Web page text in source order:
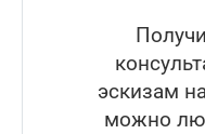
эскизам
можно